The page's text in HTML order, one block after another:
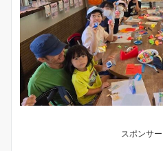
スポンサ